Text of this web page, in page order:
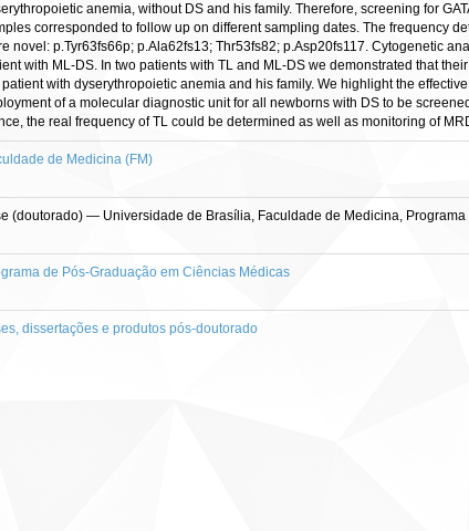
anemia, without DS and his family. Therefore, screening for
corresponded to follow up on different sampling dates. The frequency
novel: p.Tyr63fs66p; p.Ala62fs13; Thr53fs82; p.Asp20fs117. Cytogenetic
with ML-DS. In two patients with TL and ML-DS we demonstrated that
with dyserythropoietic anemia and his family. We highlight the
of a molecular diagnostic unit for all newborns with DS to be
the real frequency of TL could be determined as well as monitoring of
de Medicina (FM)
(doutorado) — Universidade de Brasília, Faculdade de Medicina,
de Pós-Graduação em Ciências Médicas
dissertações e produtos pós-doutorado